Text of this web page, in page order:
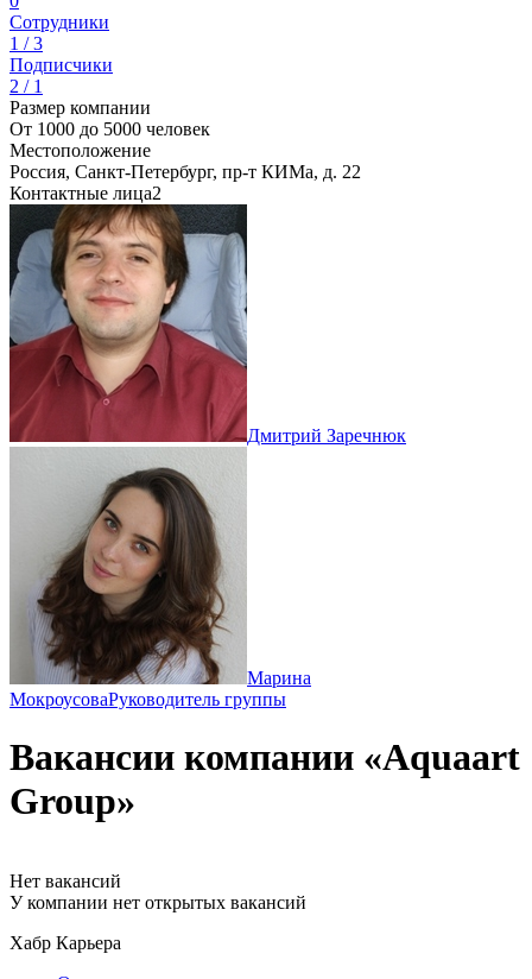
Сотрудники
1 / 3
Подписчики
2 / 1
Размер компании
От 1000 до 5000 человек
Местоположение
Россия, Санкт-Петербург, пр-т КИМа, д. 22
Контактные лица2
Дмитрий Заречнюк
Марина
МокроусоваРуководитель группы
Вакансии компании «Aquaart
Group»
Нет вакансий
У компании нет открытых вакансий
Хабр Карьера